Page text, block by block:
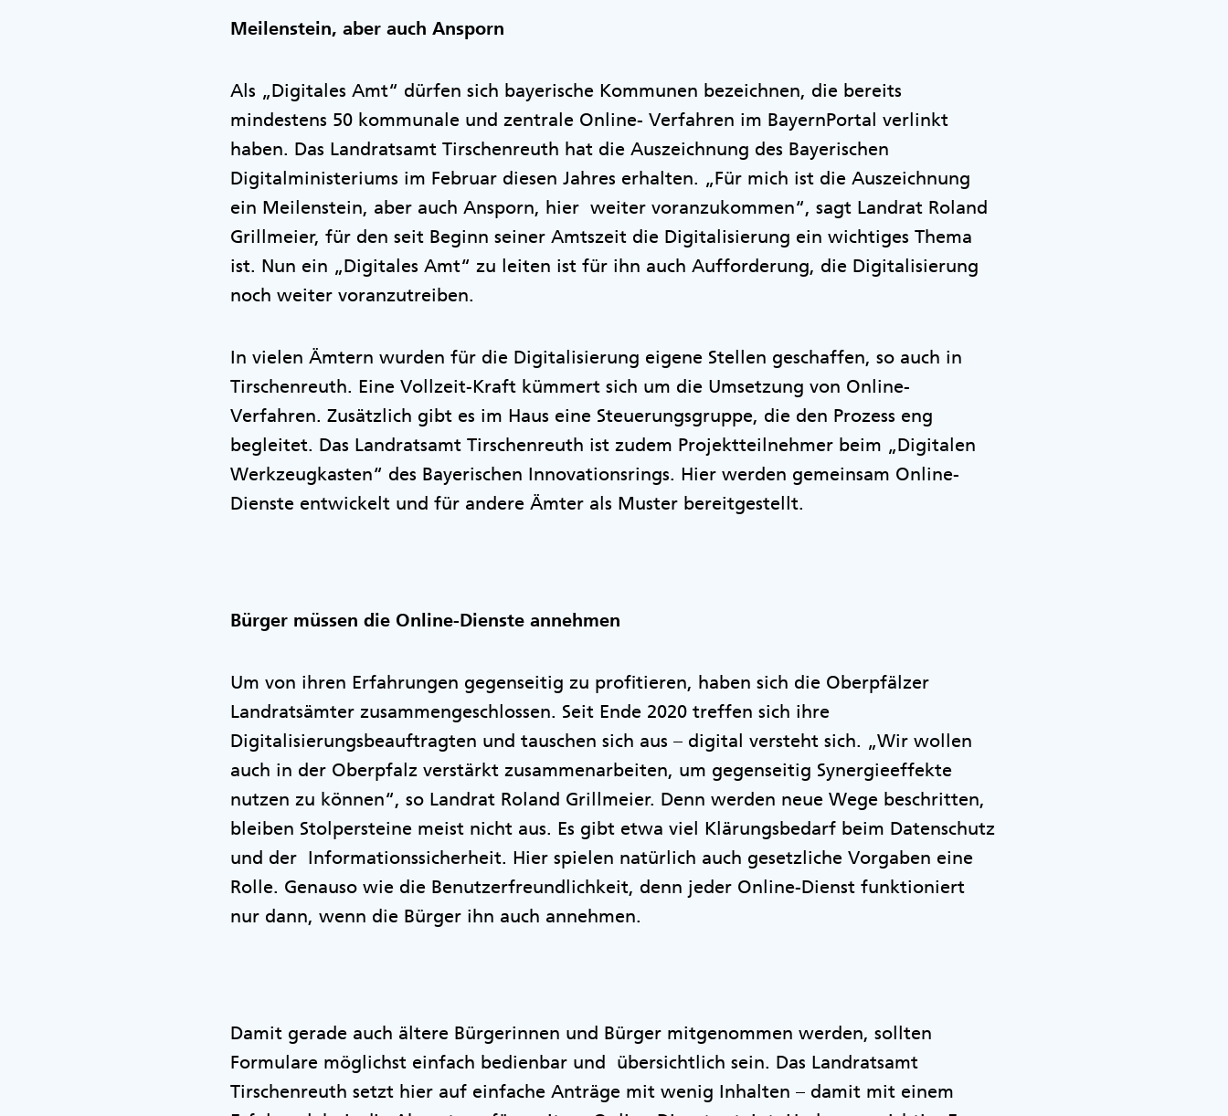
Meilenstein, aber auch Ansporn
Als „Digitales Amt“ dürfen sich bayerische Kommunen bezeichnen, die bereits
mindestens 50 kommunale und zentrale Online- Verfahren im BayernPortal verlinkt
haben. Das Landratsamt Tirschenreuth hat die Auszeichnung des Bayerischen
Digitalministeriums im Februar diesen Jahres erhalten. „Für mich ist die Auszeichnung
ein Meilenstein, aber auch Ansporn, hier weiter voranzukommen“, sagt Landrat Roland
Grillmeier, für den seit Beginn seiner Amtszeit die Digitalisierung ein wichtiges Thema
ist. Nun ein „Digitales Amt“ zu leiten ist für ihn auch Aufforderung, die Digitalisierung
noch weiter voranzutreiben.
In vielen Ämtern wurden für die Digitalisierung eigene Stellen geschaffen, so auch in
Tirschenreuth. Eine Vollzeit-Kraft kümmert sich um die Umsetzung von Online-
Verfahren. Zusätzlich gibt es im Haus eine Steuerungsgruppe, die den Prozess eng
begleitet. Das Landratsamt Tirschenreuth ist zudem Projektteilnehmer beim „Digitalen
Werkzeugkasten“ des Bayerischen Innovationsrings. Hier werden gemeinsam Online-
Dienste entwickelt und für andere Ämter als Muster bereitgestellt.
Bürger müssen die Online-Dienste annehmen
Um von ihren Erfahrungen gegenseitig zu profitieren, haben sich die Oberpfälzer
Landratsämter zusammengeschlossen. Seit Ende 2020 treffen sich ihre
Digitalisierungsbeauftragten und tauschen sich aus – digital versteht sich. „Wir wollen
auch in der Oberpfalz verstärkt zusammenarbeiten, um gegenseitig Synergieeffekte
nutzen zu können“, so Landrat Roland Grillmeier. Denn werden neue Wege beschritten,
bleiben Stolpersteine meist nicht aus. Es gibt etwa viel Klärungsbedarf beim Datenschutz
und der Informationssicherheit. Hier spielen natürlich auch gesetzliche Vorgaben eine
Rolle. Genauso wie die Benutzerfreundlichkeit, denn jeder Online-Dienst funktioniert
nur dann, wenn die Bürger ihn auch annehmen.
Damit gerade auch ältere Bürgerinnen und Bürger mitgenommen werden, sollten
Formulare möglichst einfach bedienbar und übersichtlich sein. Das Landratsamt
Tirschenreuth setzt hier auf einfache Anträge mit wenig Inhalten – damit mit einem